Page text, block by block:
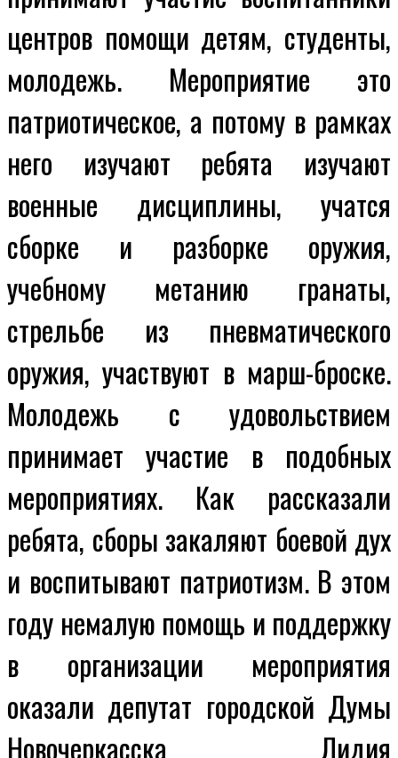
центров помощи детям, студенты,
молодежь. Мероприятие это
патриотическое, а потому в рамках
него изучают ребята изучают
военные дисциплины, учатся
сборке и разборке оружия,
учебному метанию гранаты,
стрельбе из пневматического
оружия, участвуют в марш-броске.
Молодежь с удовольствием
принимает участие в подобных
мероприятиях. Как рассказали
ребята, сборы закаляют боевой дух
и воспитывают патриотизм. В этом
году немалую помощь и поддержку
в организации мероприятия
оказали депутат городской Думы
Новочеркасска Лидия